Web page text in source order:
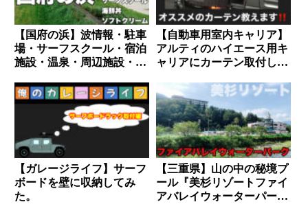
【国府の浜】波情報・駐車
場・サーフスクール・宿泊
施設・温泉・周辺施設・グ
【自動車用室内キャリア】
アルティのハイエース用キ
ャリアにカーテン取付して
【ガレージライフ】サーフ
ボードを壁に収納してみ
た。
【三重県】山の中の秘境プ
ール『美杉リゾートファイ
アバレイウォーターパー